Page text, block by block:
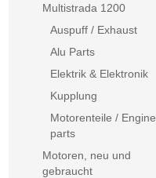
Multistrada 1200
Auspuff / Exhaust
Alu Parts
Elektrik & Elektronik
Kupplung
Motorenteile / Engine
parts
Motoren, neu und
gebraucht